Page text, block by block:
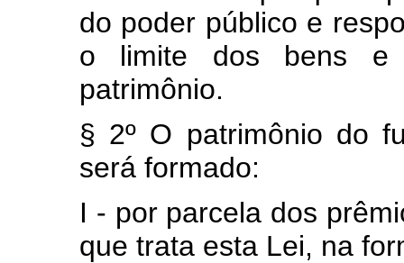
do poder público e
o limite dos bens e
patrimônio.
§ 2º O patrimônio do
será formado:
I - por parcela dos
que trata esta Lei, na